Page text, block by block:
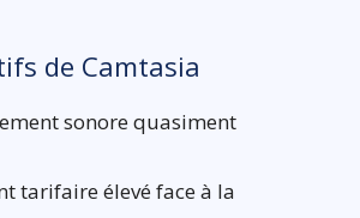
de Camtasia
sonore quasiment
tarifaire élevé face à la